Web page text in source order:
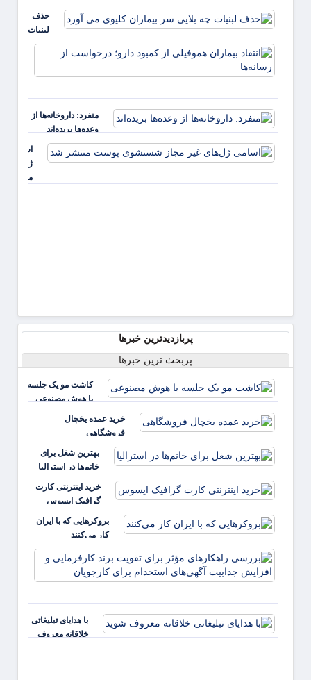
حذف
لبنیات
چه بلایی
می آورد
منفرد: داروخانه‌ها از
وعده‌ها بریده‌اند
اسامی
ژل‌های
مجاز
پربازدیدترین خبرها
پربحث ترین خبرها
کاشت مو یک جلسه
با هوش مصنوعی
خرید عمده یخچال
فروشگاهی
بهترین شغل برای
خانم‌ها در استرالیا
خرید اینترنتی کارت
گرافیک ایسوس
بروکرهایی‌ که با ایران
کار می‌کنند
با هدایای تبلیغاتی
خلاقانه معروف